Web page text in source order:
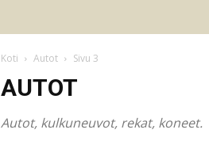
Koti Autot Sivu 3
AUTOT
Autot, kulkuneuvot, rekat, koneet.